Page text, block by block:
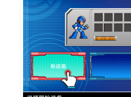
m
e
r
c
e
金